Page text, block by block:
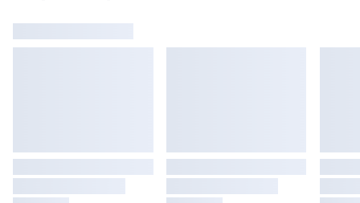
Bremssystem vorne/hinten: 2x 2 Kolben 300mm Wave-Scheibe /
Reifen vorne/hinten: 110/80-19 / 150/70-17
Auslieferungs- und Nebenkostenpauschale in Höhe von €299.-
Versand österreichweit gegen einen Aufpreis von 199,-